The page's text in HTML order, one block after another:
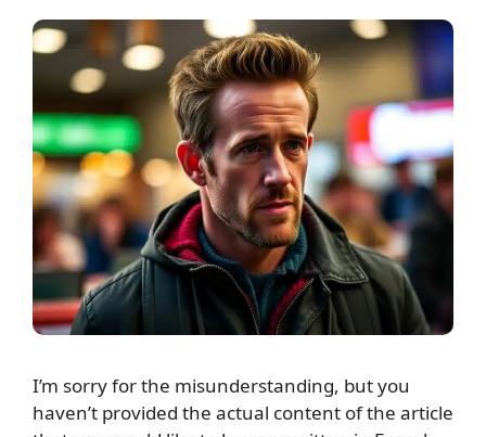
I’m sorry for the misunderstanding, but you
haven’t provided the actual content of the article